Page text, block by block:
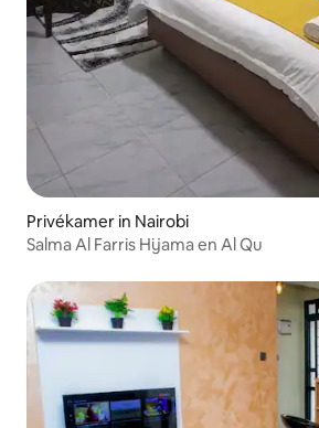
Privékamer in Nairobi
Salma Al Farris Hijama en Al Qu